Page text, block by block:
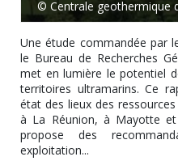
© Centrale geothermique
Une étude commandée par
le Bureau de Recherches
met en lumière le potentiel
territoires ultramarins. Ce
état des lieux des
à La Réunion, à Mayotte
propose des
exploitation...